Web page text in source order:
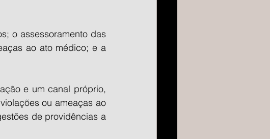
o assessoramento das
ao ato médico; e a
e um canal próprio,
ou ameaças ao
de providências a